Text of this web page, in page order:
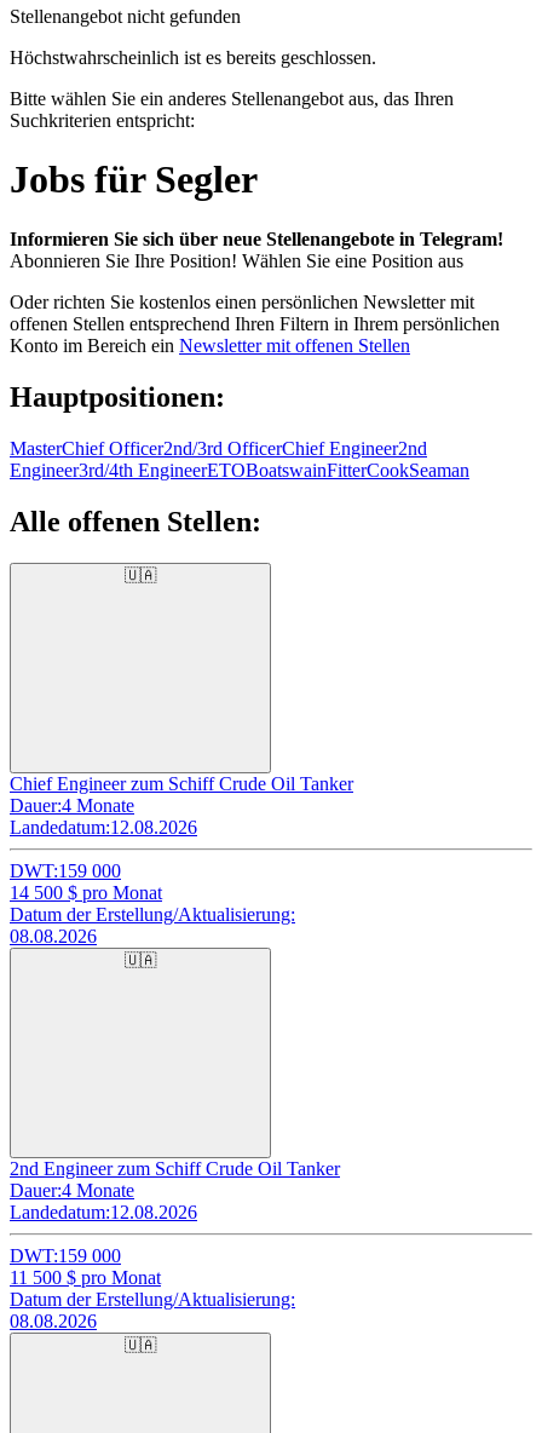
Stellenangebot nicht gefunden
Höchstwahrscheinlich ist es bereits geschlossen.
Bitte wählen Sie ein anderes Stellenangebot aus, das Ihren
Suchkriterien entspricht:
Jobs für Segler
Informieren Sie sich über neue Stellenangebote in Telegram!
Abonnieren Sie Ihre Position! Wählen Sie eine Position aus
Oder richten Sie kostenlos einen persönlichen Newsletter mit
offenen Stellen entsprechend Ihren Filtern in Ihrem persönlichen
Konto im Bereich ein Newsletter mit offenen Stellen
Hauptpositionen:
MasterChief Officer2nd/3rd OfficerChief Engineer2nd
Engineer3rd/4th EngineerETOBoatswainFitterCookSeaman
Alle offenen Stellen:
🇺🇦
Chief Engineer zum Schiff Crude Oil Tanker
Dauer:4 Monate
Landedatum:12.08.2026
DWT:159 000
14 500 $ pro Monat
Datum der Erstellung/Aktualisierung:
08.08.2026
🇺🇦
2nd Engineer zum Schiff Crude Oil Tanker
Dauer:4 Monate
Landedatum:12.08.2026
DWT:159 000
11 500 $ pro Monat
Datum der Erstellung/Aktualisierung:
08.08.2026
🇺🇦